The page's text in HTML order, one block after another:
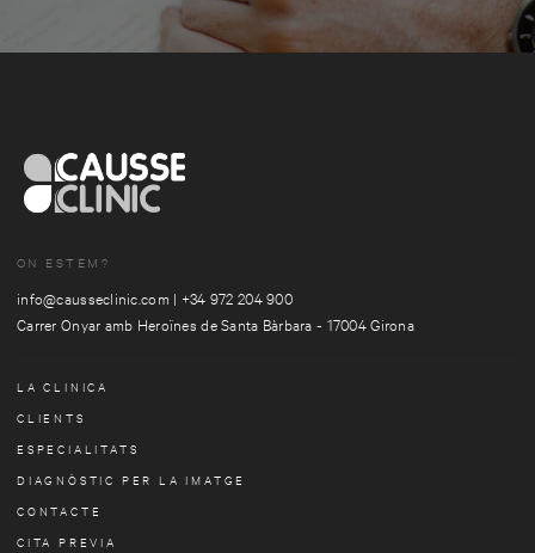
ON ESTEM?
info@causseclinic.com | +34 972 204 900
Carrer Onyar amb Heroïnes de Santa Bàrbara - 17004 Girona
LA CLINICA
CLIENTS
ESPECIALITATS
DIAGNÒSTIC PER LA IMATGE
CONTACTE
CITA PREVIA